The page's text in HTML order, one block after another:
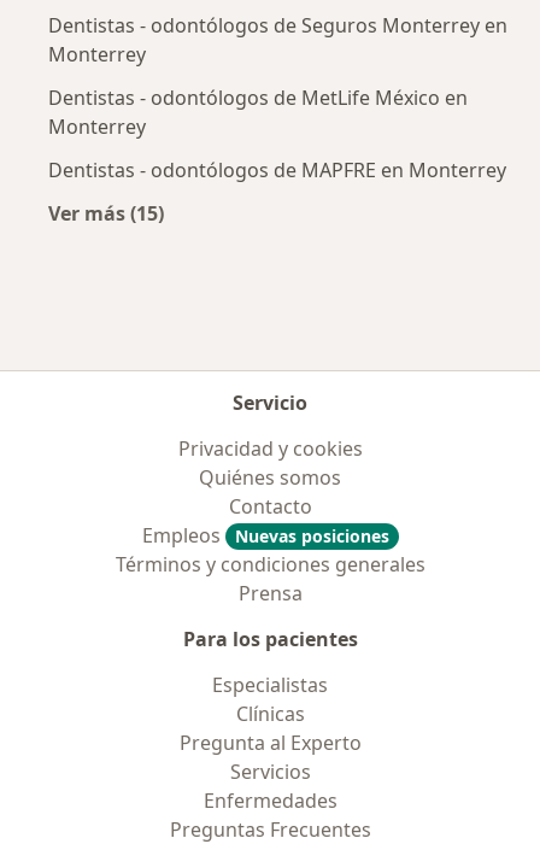
Dentistas - odontólogos de Seguros Monterrey en
Monterrey
Dentistas - odontólogos de MetLife México en
Monterrey
Dentistas - odontólogos de MAPFRE en Monterrey
Ver más (15)
Servicio
Privacidad y cookies
Quiénes somos
Contacto
Empleos
Nuevas posiciones
Términos y condiciones generales
Prensa
Para los pacientes
Especialistas
Clínicas
Pregunta al Experto
Servicios
Enfermedades
Preguntas Frecuentes